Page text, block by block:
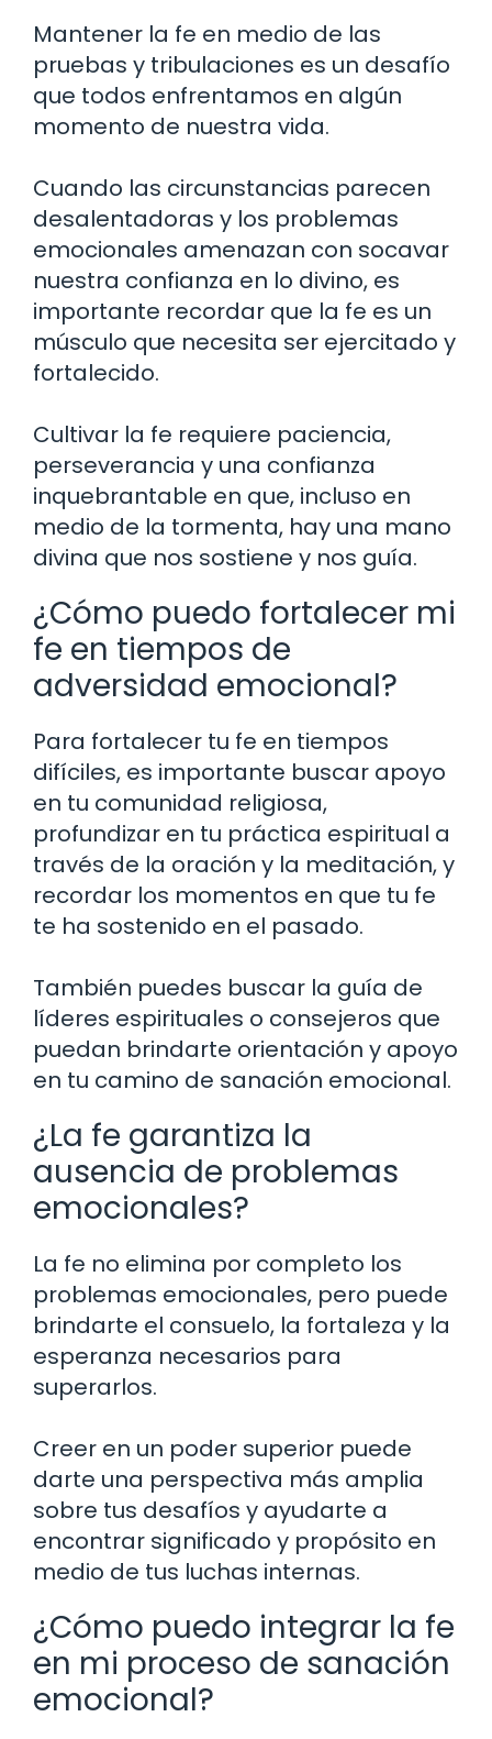
Mantener la fe en medio de las
pruebas y tribulaciones es un desafío
que todos enfrentamos en algún
momento de nuestra vida.
Cuando las circunstancias parecen
desalentadoras y los problemas
emocionales amenazan con socavar
nuestra confianza en lo divino, es
importante recordar que la fe es un
músculo que necesita ser ejercitado y
fortalecido.
Cultivar la fe requiere paciencia,
perseverancia y una confianza
inquebrantable en que, incluso en
medio de la tormenta, hay una mano
divina que nos sostiene y nos guía.
¿Cómo puedo fortalecer mi
fe en tiempos de
adversidad emocional?
Para fortalecer tu fe en tiempos
difíciles, es importante buscar apoyo
en tu comunidad religiosa,
profundizar en tu práctica espiritual a
través de la oración y la meditación, y
recordar los momentos en que tu fe
te ha sostenido en el pasado.
También puedes buscar la guía de
líderes espirituales o consejeros que
puedan brindarte orientación y apoyo
en tu camino de sanación emocional.
¿La fe garantiza la
ausencia de problemas
emocionales?
La fe no elimina por completo los
problemas emocionales, pero puede
brindarte el consuelo, la fortaleza y la
esperanza necesarios para
superarlos.
Creer en un poder superior puede
darte una perspectiva más amplia
sobre tus desafíos y ayudarte a
encontrar significado y propósito en
medio de tus luchas internas.
¿Cómo puedo integrar la fe
en mi proceso de sanación
emocional?